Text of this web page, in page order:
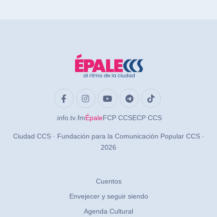
.info.tv.fmÉpaleFCP CCSECP CCS
Ciudad CCS · Fundación para la Comunicación Popular CCS ·
2026
Cuentos
Envejecer y seguir siendo
Agenda Cultural